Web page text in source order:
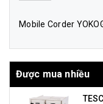
Mobile Corder
Được mua nhiều